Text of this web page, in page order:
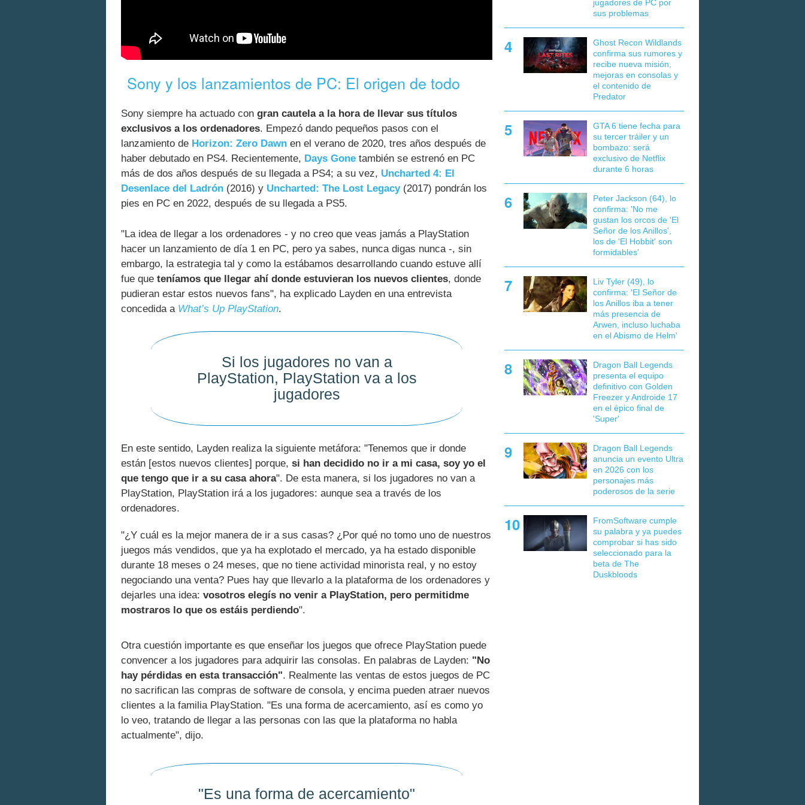
Sony y los lanzamientos de PC: El origen de todo
Sony siempre ha actuado con gran cautela a la hora de llevar sus títulos
exclusivos a los ordenadores. Empezó dando pequeños pasos con el
lanzamiento de Horizon: Zero Dawn en el verano de 2020, tres años después de
haber debutado en PS4. Recientemente, Days Gone también se estrenó en PC
más de dos años después de su llegada a PS4; a su vez, Uncharted 4: El
Desenlace del Ladrón (2016) y Uncharted: The Lost Legacy(2017) pondrán los
pies en PC en 2022, después de su llegada a PS5.
"La idea de llegar a los ordenadores - y no creo que veas jamás a PlayStation
hacer un lanzamiento de día 1 en PC, pero ya sabes, nunca digas nunca -, sin
embargo, la estrategia tal y como la estábamos desarrollando cuando estuve allí
fue que teníamos que llegar ahí donde estuvieran los nuevos clientes, donde
pudieran estar estos nuevos fans", ha explicado Layden en una entrevista
concedida a What’s Up PlayStation.
Si los jugadores no van a
PlayStation, PlayStation va a los
jugadores
En este sentido, Layden realiza la siguiente metáfora: "Tenemos que ir donde
están [estos nuevos clientes] porque, si han decidido no ir a mi casa, soy yo el
que tengo que ir a su casa ahora". De esta manera, si los jugadores no van a
PlayStation, PlayStation irá a los jugadores: aunque sea a través de los
ordenadores.
"¿Y cuál es la mejor manera de ir a sus casas? ¿Por qué no tomo uno de nuestros
juegos más vendidos, que ya ha explotado el mercado, ya ha estado disponible
durante 18 meses o 24 meses, que no tiene actividad minorista real, y no estoy
negociando una venta? Pues hay que llevarlo a la plataforma de los ordenadores y
dejarles una idea: vosotros elegís no venir a PlayStation, pero permitidme
mostraros lo que os estáis perdiendo".
Otra cuestión importante es que enseñar los juegos que ofrece PlayStation puede
convencer a los jugadores para adquirir las consolas. En palabras de Layden: "No
hay pérdidas en esta transacción". Realmente las ventas de estos juegos de PC
no sacrifican las compras de software de consola, y encima pueden atraer nuevos
clientes a la familia PlayStation. "Es una forma de acercamiento, así es como yo
lo veo, tratando de llegar a las personas con las que la plataforma no habla
actualmente", dijo.
"Es una forma de acercamiento"
jugadores de PC por
sus problemas
Ghost Recon Wildlands
confirma sus rumores y
recibe nueva misión,
mejoras en consolas y
el contenido de
Predator
GTA 6 tiene fecha para
su tercer tráiler y un
bombazo: será
exclusivo de Netflix
durante 6 horas
Peter Jackson (64), lo
confirma: 'No me
gustan los orcos de 'El
Señor de los Anillos',
los de 'El Hobbit' son
formidables'
Liv Tyler (49), lo
confirma: 'El Señor de
los Anillos iba a tener
más presencia de
Arwen, incluso luchaba
en el Abismo de Helm'
Dragon Ball Legends
presenta el equipo
definitivo con Golden
Freezer y Androide 17
en el épico final de
'Super'
Dragon Ball Legends
anuncia un evento Ultra
en 2026 con los
personajes más
poderosos de la serie
FromSoftware cumple
su palabra y ya puedes
comprobar si has sido
seleccionado para la
beta de The
Duskbloods